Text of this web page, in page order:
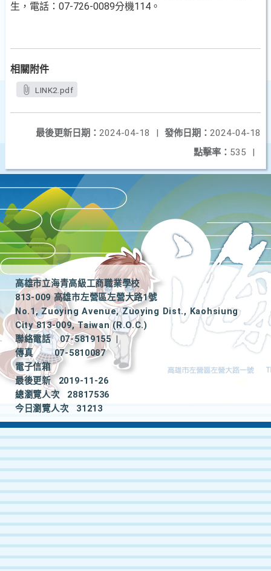
生，電話：07-726-0089分機114。
相關附件
LINK2.pdf
發佈日期： 2024-04-18
最後更新日期： 2024-04-18
|
點擊率： 535 |
高雄市立海青高級工商職業學校
813-009 高雄市左營區左營大路1號
No.1, Zuoying Avenue, Zuoying Dist., Kaohsiung
City 813-009, Taiwan (R.O.C.)
聯絡電話
07-5819155
|
傳真
07-5810087
電子信箱
最後更新
2019-11-26
總瀏覽人次
28817536
今日瀏覽人次
31213